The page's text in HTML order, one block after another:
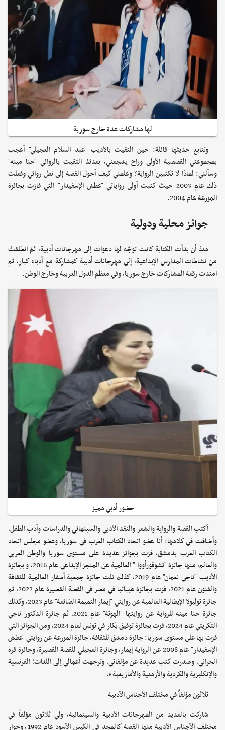
لها مشاركات عدة خارج سورية
وتتابع حديثها قائلة: حين التقيت بالأديب "عبد السلام العجيلي" أعجب
بمجموعتي القصصية الأولى وراح يشجعني، بعدئذ التقيت بالروائي "حنا مينه"
وسألني: لماذا لا تكتبين الرواية؟ وعلمني كيف أحول القصة إلى نصٍّ روائي وفعلت
ذلك عام 2003 حيث كتبت أولى رواياتي "عطش الإسفيدار" التي فازت بجائزة
المزرعة عام 2004.
جوائز محلية ودولية
منذ أن بدأت الكتابة كانت توجّه لها دعوات إلى مهرجانات أدبية، ثمّ انطلقتُ
من نشاطات المدارس الإبداعية، إلى مهرجانات أدبية كمشاركة مع أدباء كبار، ثم
امتدت رقعة المشاركات خارج سوريا، وفي معظم الدول العربية وخارج الوطن.
حضور أدبي مميز
أكتب القصة والرواية والشعر والنقد الأدبي والسينمائي والدراسات وأدب الطفل،
وأضافت في كلامها: أنا عضو اتحاد الكتاب العرب في سوريا، وعضو مجلس اتحاد
الكتاب العرب بدمشق، فزت بجوائز عديدة على مستوى سوريا والوطن العربي
والعالم، منها جائزة "تشوقورأووا " العالمية عن المنجز الإبداعي عام 2016، و بجائزة
الأديب "ناجي نعمان" عام 2019، كذلك نلت جائزة جمعية أسفار العالمية للثقافة
والفنون عام 2021، فزت بجائزة هيباتيا في مصر في القصة القصيرة عام 2022، ثم
جائزة توليولا الإيطالية العالمية عن روايتي "إيمار التميمة الضائعة" عام 2023، وكذلك
جائزة حنا مينه للرواية عن روايتها "الهوتة" عام 2021، ثم جائزة الدكتور ناجي
التكريتي عام 2024، فزت بجائزة توفيق بكار في تونس لعام 2024، ومن الجوائز التي
فزت بها على مستوى سوريا: جائزة دمشق للثقافة، جائزة المزرعة عن روايتي "عطش
الإسفيدار" عام 2008 عن الرواية إيمار، وجائزة العجيلي للقصة القصيرة، وجائزة قره
الحراني، وصدرت كتب عديدة عن مؤلفاتي، وترجمت أعمالي إلى اللغات؛ الفرنسية
والإنكليزية والكردية والأرمنية والأمازيغية».
ثلاثون مؤلفاً في مختلف الأجناس الأدبية
شاركت بالعديد من المهرجانات الأدبية والسينمائية، ولي ثلاثون مؤلفاً في
مختلف الأجناس الأدبية منها القصة كالمجد في الكيس الأسود عام 1992، وحوار